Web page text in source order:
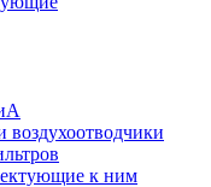
воздухоотводчики
к ним